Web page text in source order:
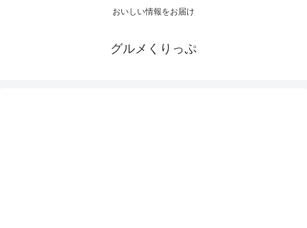
おいしい情報をお届け
グルメくりっぷ